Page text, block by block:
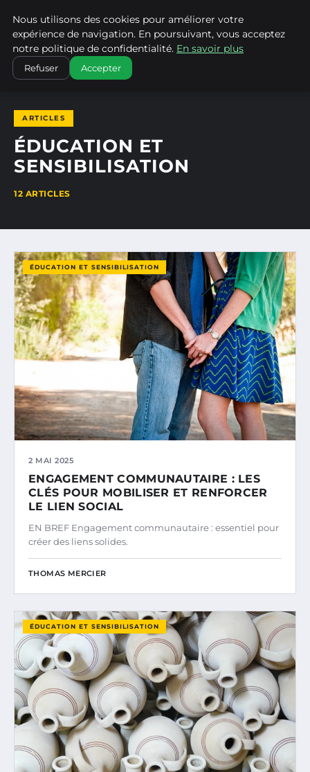
CLIMATECHANGENEBRASKA
ACCUEIL ÉDUCATION ET SENSIBILISATION
ARTICLES
ÉDUCATION ET
SENSIBILISATION
12 ARTICLES
ÉDUCATION ET SENSIBILISATION
2 MAI 2025
ENGAGEMENT COMMUNAUTAIRE : LES
CLÉS POUR MOBILISER ET RENFORCER
LE LIEN SOCIAL
EN BREF Engagement communautaire : essentiel pour
créer des liens solides.
THOMAS MERCIER
ÉDUCATION ET SENSIBILISATION
Nous utilisons des cookies pour améliorer votre
expérience de navigation. En poursuivant, vous acceptez
notre politique de confidentialité. En savoir plus
Refuser Accepter